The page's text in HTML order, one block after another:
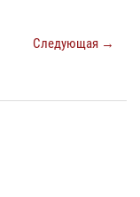
Следующая →